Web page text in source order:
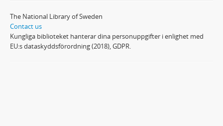
The National Library of Sweden
Contact us
Kungliga biblioteket hanterar dina personuppgifter i enlighet med
EU:s dataskyddsförordning (2018), GDPR.